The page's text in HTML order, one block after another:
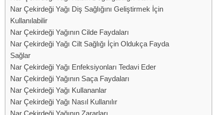
Nar Çekirdeği Yağı Diş Sağlığını Geliştirmek İçin
Kullanılabilir
Nar Çekirdeği Yağının Cilde Faydaları
Nar Çekirdeği Yağı Cilt Sağlığı İçin Oldukça Fayda
Sağlar
Nar Çekirdeği Yağı Enfeksiyonları Tedavi Eder
Nar Çekirdeği Yağının Saça Faydaları
Nar Çekirdeği Yağı Kullananlar
Nar Çekirdeği Yağı Nasıl Kullanılır